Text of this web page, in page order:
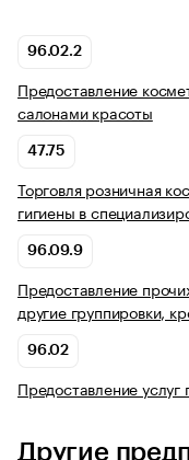
96.02.2
Предоставление
салонами красоты
47.75
Торговля розничная
гигиены в
96.09.9
Предоставление
другие группировки,
96.02
Предоставление
Другие